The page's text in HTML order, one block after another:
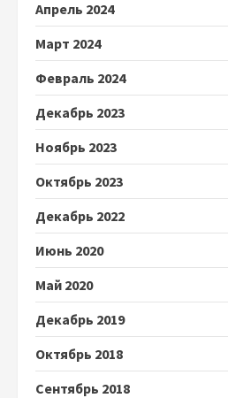
Апрель 2024
Март 2024
Февраль 2024
Декабрь 2023
Ноябрь 2023
Октябрь 2023
Декабрь 2022
Июнь 2020
Май 2020
Декабрь 2019
Октябрь 2018
Сентябрь 2018